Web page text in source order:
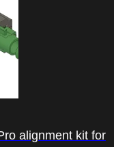
alignment kit for